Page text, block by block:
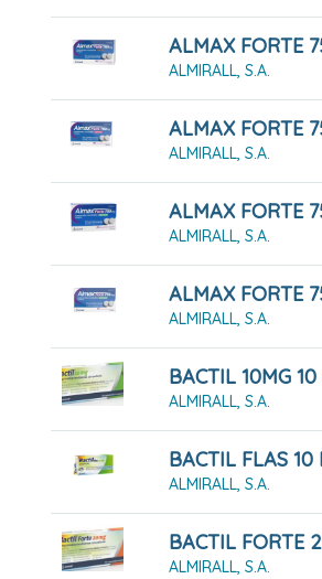
ALMIRALL, S.A.
ALMIRALL, S.A.
ALMIRALL, S.A.
ALMIRALL, S.A.
ALMIRALL, S.A.
ALMIRALL, S.A.
ALMIRALL, S.A.